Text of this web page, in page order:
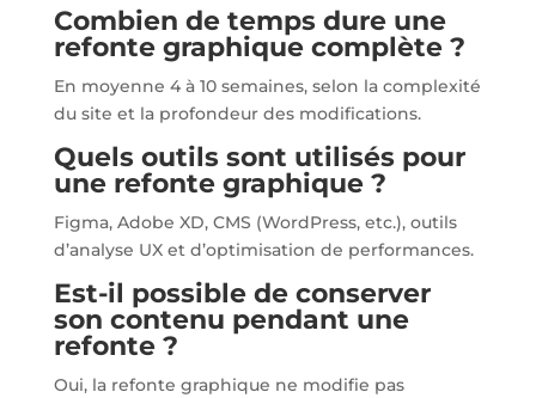
Combien de temps dure une
refonte graphique complète ?
En moyenne 4 à 10 semaines, selon la complexité
du site et la profondeur des modifications.
Quels outils sont utilisés pour
une refonte graphique ?
Figma, Adobe XD, CMS (WordPress, etc.), outils
d’analyse UX et d’optimisation de performances.
Est-il possible de conserver
son contenu pendant une
refonte ?
Oui, la refonte graphique ne modifie pas